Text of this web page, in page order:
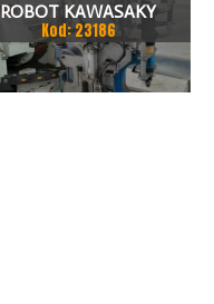
ROBOT KAWASAKY
Kod: 23186